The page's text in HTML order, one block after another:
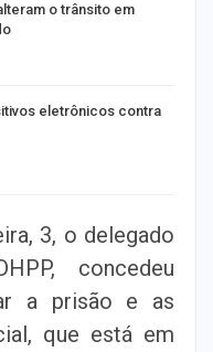
o trânsito em
eletrônicos contra
3, o delegado
concedeu
a prisão e as
que está em